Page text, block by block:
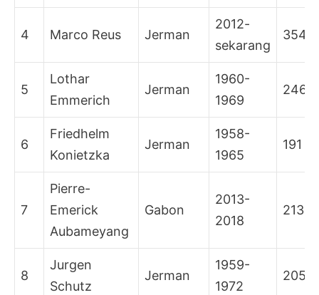
4 Marco Reus Jerman
2012-
sekarang
354
5
Lothar
Emmerich
Jerman
1960-
1969
246
6
Friedhelm
Konietzka
Jerman
1958-
1965
191
7
Pierre-
Emerick
Aubameyang
Gabon
2013-
2018
213
8
Jurgen
Schutz
Jerman
1959-
1972
205